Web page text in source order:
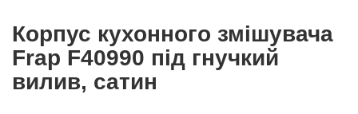
Корпус кухонного змішувача
Frap F40990 під гнучкий
вилив, сатин